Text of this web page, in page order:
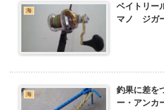
海
ベイトリー
マノ ジガ
海
釣果に差を
ー・アンカ